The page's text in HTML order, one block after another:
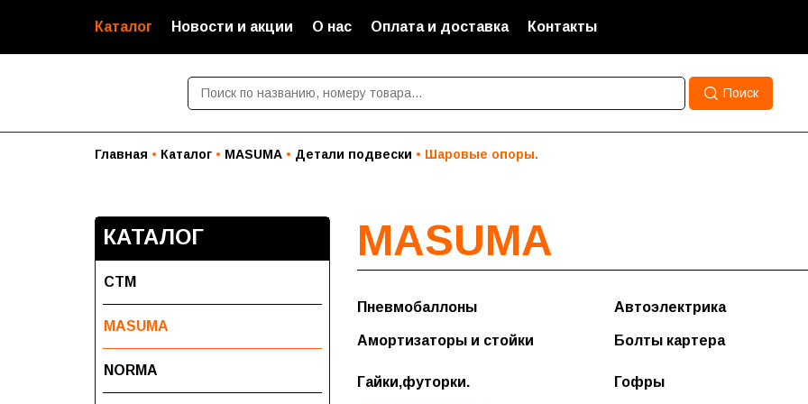
Каталог Новости и акции О нас Оплата и доставка Контакты
Поиск
Главная Каталог MASUMA Детали подвески Шаровые опоры.
КАТАЛОГ
СТМ
MASUMA
NORMA
MASUMA
Пневмобаллоны
Автоэлектрика
Сигналы звуковые
Амортизаторы и стойки Болты картера
Гайки,футорки.
Гофры